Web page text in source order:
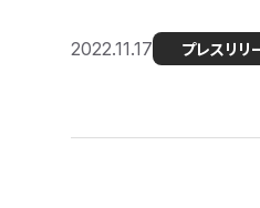
2022.11.17 プレスリリ